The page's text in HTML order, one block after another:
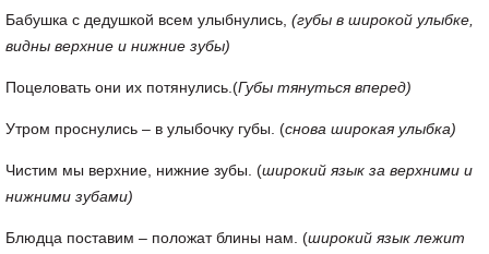
Бабушка с дедушкой всем улыбнулись, (губы в широкой улыбке,
видны верхние и нижние зубы)
Поцеловать они их потянулись.(Губы тянуться вперед)
Утром проснулись – в улыбочку губы. (снова широкая улыбка)
Чистим мы верхние, нижние зубы. (широкий язык за верхними и
нижними зубами)
Блюдца поставим – положат блины нам. (широкий язык лежит